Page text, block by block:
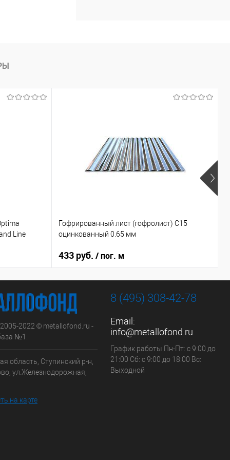
Line
Гофрированный лист (гофролист) С15
оцинкованный 0.65 мм
433 руб. / пог. м
2022 © metallofond.ru -
№1.
область, Ступинский р-н,
ул.Железнодорожная,
на карте
8 (495) 308-42-78
Email:
info@metallofond.ru
График работы Пн-Пт: с 9:00 до
21:00 Сб: с 9:00 до 18:00 Вс:
Выходной